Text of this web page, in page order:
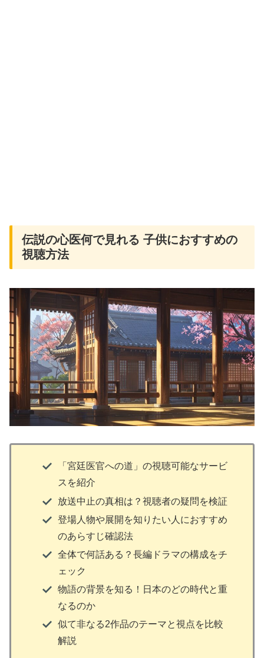
伝説の心医何で見れる 子供におすすめの
視聴方法
「宮廷医官への道」の視聴可能なサービ
スを紹介
放送中止の真相は？視聴者の疑問を検証
登場人物や展開を知りたい人におすすめ
のあらすじ確認法
全体で何話ある？長編ドラマの構成をチ
ェック
物語の背景を知る！日本のどの時代と重
なるのか
似て非なる2作品のテーマと視点を比較
解説